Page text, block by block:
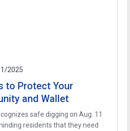
1/2025
to Protect Your
and Wallet
safe digging on Aug. 11
residents that they need